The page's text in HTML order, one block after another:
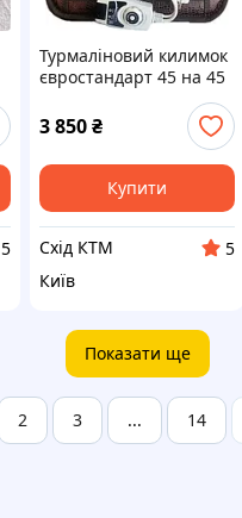
5
Турмаліновий килимок
євростандарт 45 на 45
3 850 ₴
Купити
Схід КТМ
5
Київ
Показати ще
2 3 ... 14